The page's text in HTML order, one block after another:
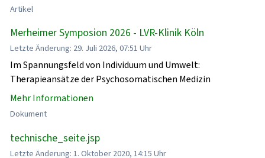
Artikel
Merheimer Symposion 2026 - LVR-Klinik Köln
Letzte Änderung: 29. Juli 2026, 07:51 Uhr
Im Spannungsfeld von Individuum und Umwelt:
Therapieansätze der Psychosomatischen Medizin
Mehr Informationen
Dokument
technische_seite.jsp
Letzte Änderung: 1. Oktober 2020, 14:15 Uhr